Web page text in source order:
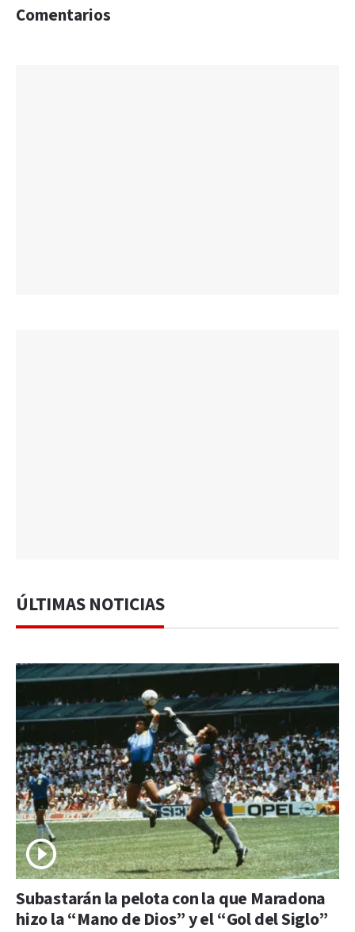
Comentarios
ÚLTIMAS NOTICIAS
Subastarán la pelota con la que Maradona
hizo la “Mano de Dios” y el “Gol del Siglo”